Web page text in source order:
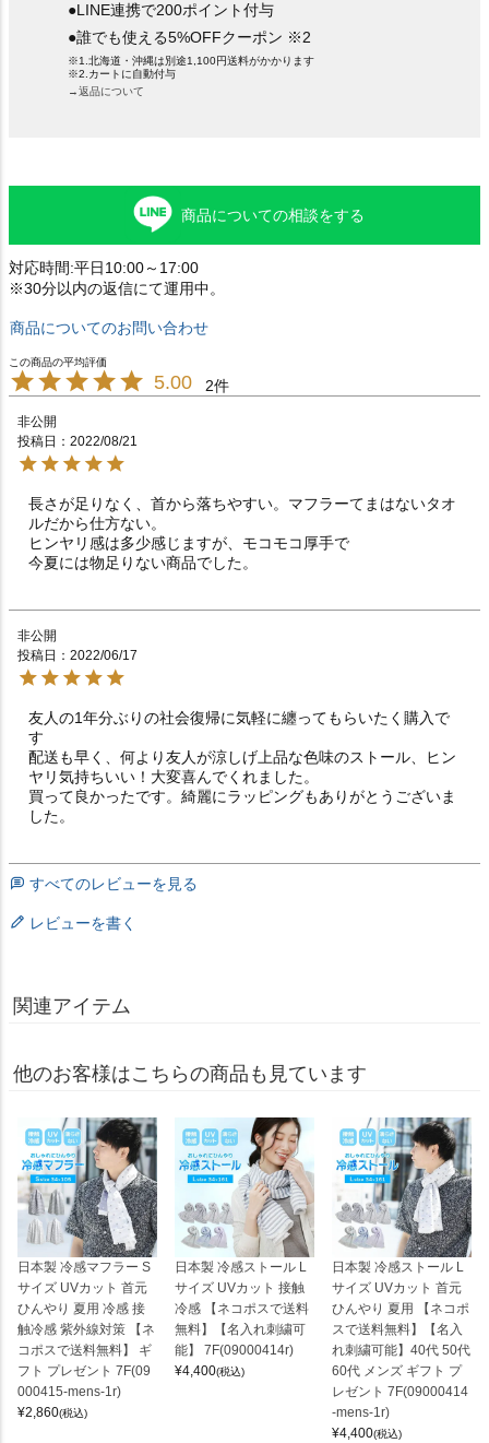
●LINE連携で200ポイント付与
●誰でも使える5%OFFクーポン ※2
※1.北海道・沖縄は別途1,100円送料がかかります
※2.カートに自動付与
→返品について
商品についての相談をする
対応時間:平日10:00～17:00
※30分以内の返信にて運用中。
商品についてのお問い合わせ
5.00 2
非公開
投稿日
2022/08/21
長さが足りなく、首から落ちやすい。マフラーてまはないタオ
ルだから仕方ない。
ヒンヤリ感は多少感じますが、モコモコ厚手で
今夏には物足りない商品でした。
非公開
投稿日
2022/06/17
友人の1年分ぶりの社会復帰に気軽に纏ってもらいたく購入で
す
配送も早く、何より友人が涼しげ上品な色味のストール、ヒン
ヤリ気持ちいい！大変喜んでくれました。
買って良かったです。綺麗にラッピングもありがとうございま
した。
すべてのレビューを見る
レビューを書く
関連アイテム
他のお客様はこちらの商品も見ています
日本製 冷感マフラー S
サイズ UVカット 首元
ひんやり 夏用 冷感 接
触冷感 紫外線対策 【ネ
コポスで送料無料】 ギ
フト プレゼント 7F(09
000415-mens-1r)
¥2,860(税込)
日本製 冷感ストール L
サイズ UVカット 接触
冷感 【ネコポスで送料
無料】【名入れ刺繍可
能】 7F(09000414r)
¥4,400(税込)
日本製 冷感ストール L
サイズ UVカット 首元
ひんやり 夏用 【ネコポ
スで送料無料】【名入
れ刺繍可能】40代 50代
60代 メンズ ギフト プ
レゼント 7F(09000414
-mens-1r)
¥4,400(税込)